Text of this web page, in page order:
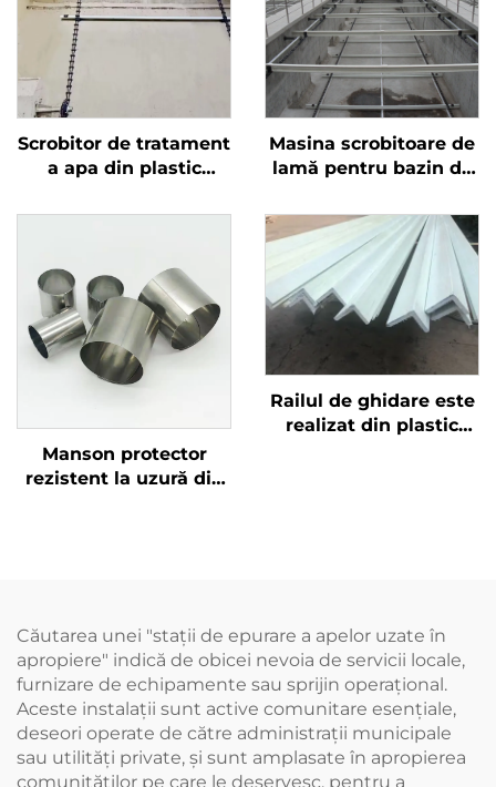
Scrobitor de tratament
a apa din plastic
sticlă de înaltă
Masina scrobitoare de
lamă pentru bazin de
dreptunghiular folosit
în tratamentul apa
raului
Manson protector
rezistent la uzură din
Railul de ghidare este
realizat din plastic
Căutarea unei "stații de epurare a apelor uzate în
apropiere" indică de obicei nevoia de servicii locale,
furnizare de echipamente sau sprijin operațional.
Aceste instalații sunt active comunitare esențiale,
deseori operate de către administrații municipale
sau utilități private, și sunt amplasate în apropierea
comunităților pe care le deservesc, pentru a